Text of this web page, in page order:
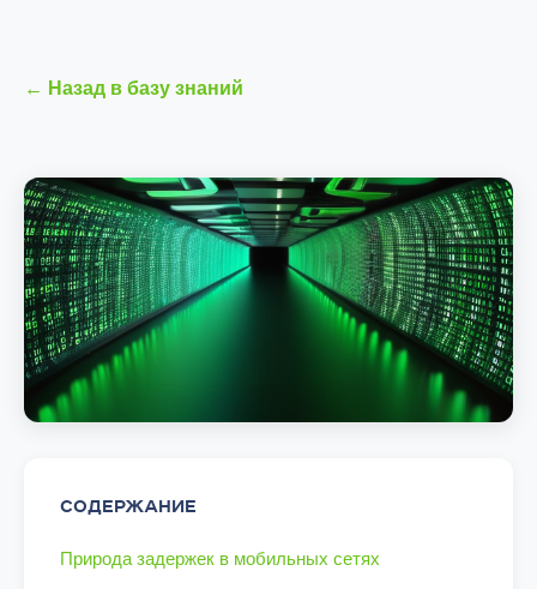
← Назад в базу знаний
СОДЕРЖАНИЕ
Природа задержек в мобильных сетях